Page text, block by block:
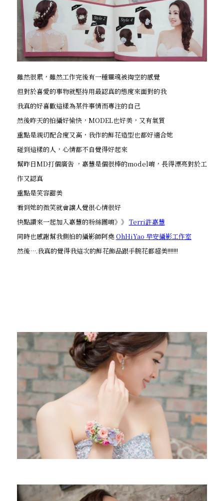
雖然很累，雖然工作完後有一種靈魂被掏空的感覺
但對於喜愛的事物就堅持用最認真的態度來面對的我
我真的好喜歡這樣為某件事情而專注的自己
然後昨天的拍攝好愉快，MODEL也好美，又有氣質
重點是親切配合度又高，我作的鮮花造型也都好適合她
碰到這樣的人，心情都不自覺得好起來
幫昨日MD打個廣告 ，嘉慧是個很棒的model唷，長得漂亮對於工
作又認真
重點是笑容甜美
看到她的微笑就會讓人覺很心情很好
快點讚來一起加入嘉慧的粉絲團唷》》 Terri許嘉慧
同時也感謝幫我側拍的攝影師阿堯OhHiYao 早安攝影工作室
然後….我真的覺得我這次的鮮花飾品跟手腕花都超美!!!!!!!